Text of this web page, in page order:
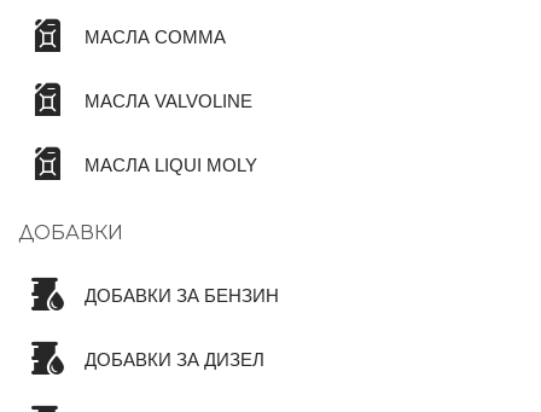
МАСЛА COMMA
МАСЛА VALVOLINE
МАСЛА LIQUI MOLY
ДОБАВКИ
ДОБАВКИ ЗА БЕНЗИН
ДОБАВКИ ЗА ДИЗЕЛ